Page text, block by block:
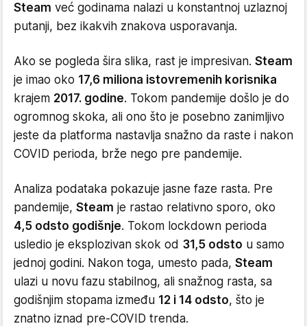
Steam već godinama nalazi u konstantnoj uzlaznoj
putanji, bez ikakvih znakova usporavanja.
Ako se pogleda šira slika, rast je impresivan. Steam
je imao oko 17,6 miliona istovremenih korisnika
krajem 2017. godine. Tokom pandemije došlo je do
ogromnog skoka, ali ono što je posebno zanimljivo
jeste da platforma nastavlja snažno da raste i nakon
COVID perioda, brže nego pre pandemije.
Analiza podataka pokazuje jasne faze rasta. Pre
pandemije, Steam je rastao relativno sporo, oko
4,5 odsto godišnje. Tokom lockdown perioda
usledio je eksplozivan skok od 31,5 odsto u samo
jednoj godini. Nakon toga, umesto pada, Steam
ulazi u novu fazu stabilnog, ali snažnog rasta, sa
godišnjim stopama između 12 i 14 odsto, što je
znatno iznad pre-COVID trenda.